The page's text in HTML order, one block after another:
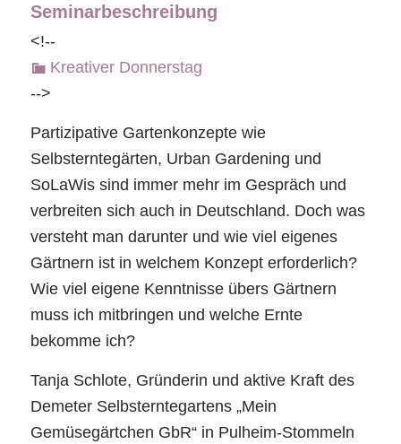
Seminarbeschreibung
<!--
Kreativer Donnerstag
-->
Partizipative Gartenkonzepte wie
Selbsterntegärten, Urban Gardening und
SoLaWis sind immer mehr im Gespräch und
verbreiten sich auch in Deutschland. Doch was
versteht man darunter und wie viel eigenes
Gärtnern ist in welchem Konzept erforderlich?
Wie viel eigene Kenntnisse übers Gärtnern
muss ich mitbringen und welche Ernte
bekomme ich?
Tanja Schlote, Gründerin und aktive Kraft des
Demeter Selbsterntegartens „Mein
Gemüsegärtchen GbR“ in Pulheim-Stommeln